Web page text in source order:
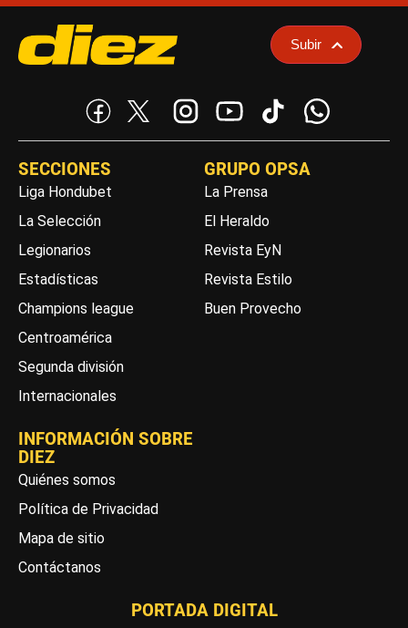
Subir
SECCIONES
Liga Hondubet
La Selección
Legionarios
Estadísticas
Champions league
Centroamérica
Segunda división
Internacionales
GRUPO OPSA
La Prensa
El Heraldo
Revista EyN
Revista Estilo
Buen Provecho
INFORMACIÓN SOBRE
DIEZ
Quiénes somos
Política de Privacidad
Mapa de sitio
Contáctanos
PORTADA DIGITAL